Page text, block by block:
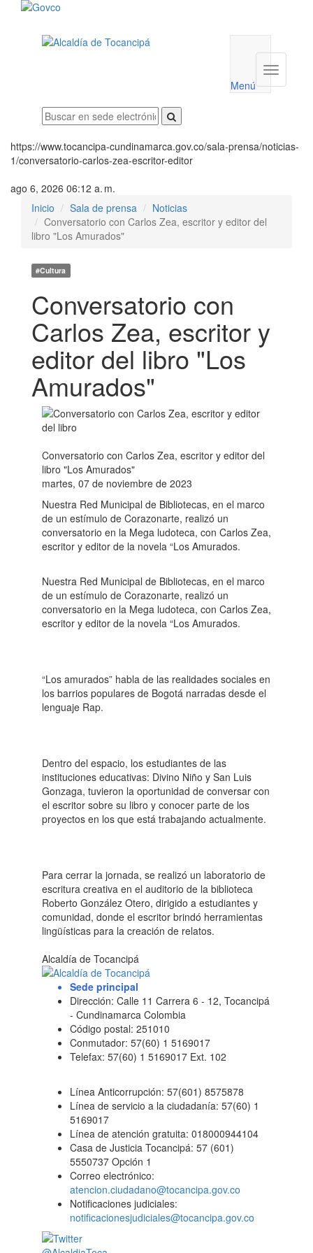
utilidades
Menú
Menú
https://www.tocancipa-cundinamarca.gov.co/sala-prensa/noticias-
1/conversatorio-carlos-zea-escritor-editor
ago 6, 2026 06:12 a. m.
Inicio
Sala de prensa
Noticias
Conversatorio con Carlos Zea, escritor y editor del
libro "Los Amurados"
#Cultura
Conversatorio con
Carlos Zea, escritor y
editor del libro "Los
Amurados"
Conversatorio con Carlos Zea, escritor y editor del
libro "Los Amurados"
martes, 07 de noviembre de 2023
Nuestra Red Municipal de Bibliotecas, en el marco
de un estímulo de Corazonarte, realizó un
conversatorio en la Mega ludoteca, con Carlos Zea,
escritor y editor de la novela “Los Amurados.
Nuestra Red Municipal de Bibliotecas, en el marco
de un estímulo de Corazonarte, realizó un
conversatorio en la Mega ludoteca, con Carlos Zea,
escritor y editor de la novela “Los Amurados.
“Los amurados” habla de las realidades sociales en
los barrios populares de Bogotá narradas desde el
lenguaje Rap.
Dentro del espacio, los estudiantes de las
instituciones educativas: Divino Niño y San Luis
Gonzaga, tuvieron la oportunidad de conversar con
el escritor sobre su libro y conocer parte de los
proyectos en los que está trabajando actualmente.
Para cerrar la jornada, se realizó un laboratorio de
escritura creativa en el auditorio de la biblioteca
Roberto González Otero, dirigido a estudiantes y
comunidad, donde el escritor brindó herramientas
lingüísticas para la creación de relatos.
Alcaldía de Tocancipá
Sede principal
Dirección: Calle 11 Carrera 6 - 12, Tocancipá
- Cundinamarca Colombia
Código postal: 251010
Conmutador: 57(60) 1 5169017
Telefax: 57(60) 1 5169017 Ext. 102
Línea Anticorrupción: 57(601) 8575878
Línea de servicio a la ciudadanía: 57(60) 1
5169017
Línea de atención gratuita: 018000944104
Casa de Justicia Tocancipá: 57 (601)
5550737 Opción 1
Correo electrónico:
atencion.ciudadano@tocancipa.gov.co
Notificaciones judiciales:
notificacionesjudiciales@tocancipa.gov.co